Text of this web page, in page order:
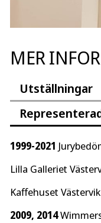
MER
Utställningar
1999-2021
Lilla Galleriet
Kaffehuset Västervik
2009, 2014